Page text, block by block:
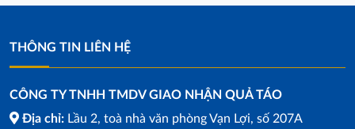
THÔNG TIN LIÊN HỆ
CÔNG TY TNHH TMDV GIAO NHẬN QUẢ TÁO
Địa chỉ: Lầu 2, toà nhà văn phòng Vạn Lợi, số 207A